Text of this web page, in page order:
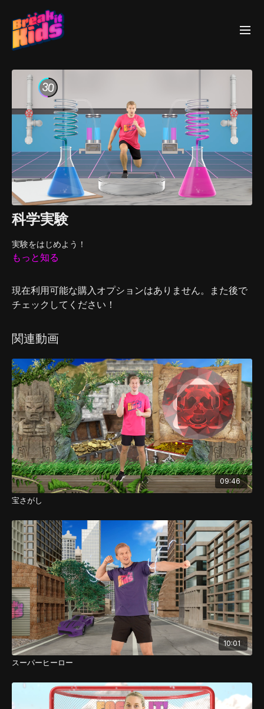
科学実験
実験をはじめよう！
もっと知る
現在利用可能な購入オプションはありません。また後で
チェックしてください！
関連動画
09:46
宝さがし
10:01
スーパーヒーロー